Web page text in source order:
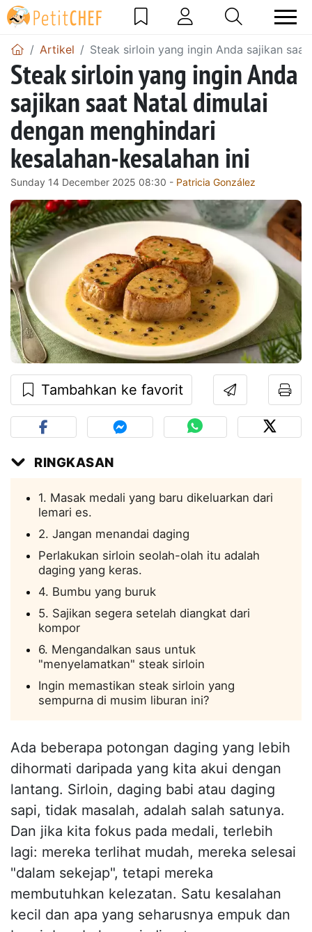
Artikel Steak sirloin yang ingin Anda sajikan
Steak sirloin yang ingin Anda
sajikan saat Natal dimulai
dengan menghindari
kesalahan-kesalahan ini
Sunday 14 December 2025 08:30 - Patricia González
Tambahkan ke favorit
RINGKASAN
1. Masak medali yang baru dikeluarkan dari
lemari es.
2. Jangan menandai daging
Perlakukan sirloin seolah-olah itu adalah
daging yang keras.
4. Bumbu yang buruk
5. Sajikan segera setelah diangkat dari
kompor
6. Mengandalkan saus untuk
"menyelamatkan" steak sirloin
Ingin memastikan steak sirloin yang
sempurna di musim liburan ini?
Ada beberapa potongan daging yang lebih
dihormati daripada yang kita akui dengan
lantang. Sirloin, daging babi atau daging
sapi, tidak masalah, adalah salah satunya.
Dan jika kita fokus pada medali, terlebih
lagi: mereka terlihat mudah, mereka selesai
"dalam sekejap", tetapi mereka
membutuhkan kelezatan. Satu kesalahan
kecil dan apa yang seharusnya empuk dan